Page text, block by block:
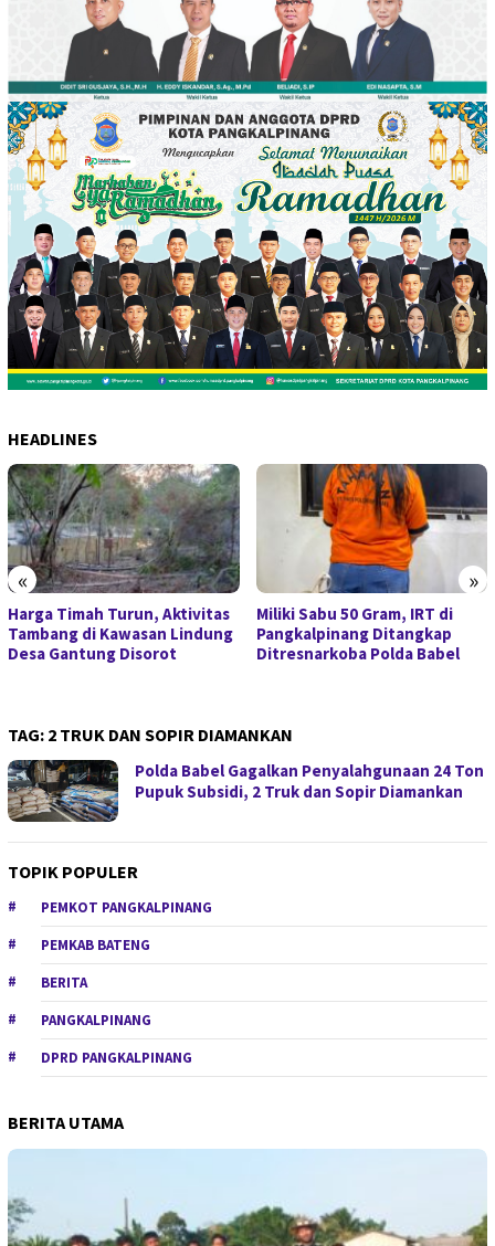
HEADLINES
« »
Harga Timah Turun, Aktivitas
Tambang di Kawasan Lindung
Desa Gantung Disorot
Miliki Sabu 50 Gram, IRT di
Pangkalpinang Ditangkap
Ditresnarkoba Polda Babel
TAG: 2 TRUK DAN SOPIR DIAMANKAN
Polda Babel Gagalkan Penyalahgunaan 24 Ton
Pupuk Subsidi, 2 Truk dan Sopir Diamankan
TOPIK POPULER
PEMKOT PANGKALPINANG
PEMKAB BATENG
BERITA
PANGKALPINANG
DPRD PANGKALPINANG
BERITA UTAMA